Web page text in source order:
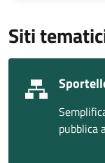
Siti
pubblica